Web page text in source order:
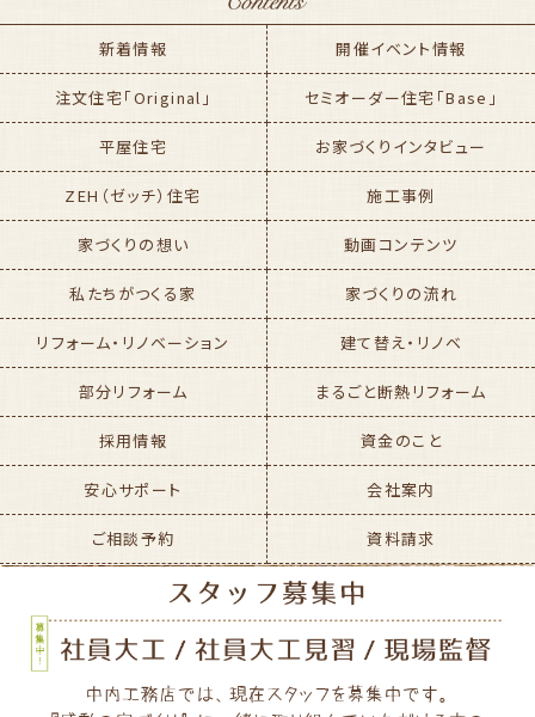
新着情報 開催イベント情報
注文住宅「Original」 セミオーダー住宅「Base」
平屋住宅 お家づくりインタビュー
ZEH（ゼッチ）住宅 施工事例
家づくりの想い 動画コンテンツ
私たちがつくる家 家づくりの流れ
リフォーム・リノベーション 建て替え・リノベ
部分リフォーム まるごと断熱リフォーム
採用情報 資金のこと
安心サポート 会社案内
ご相談予約 資料請求